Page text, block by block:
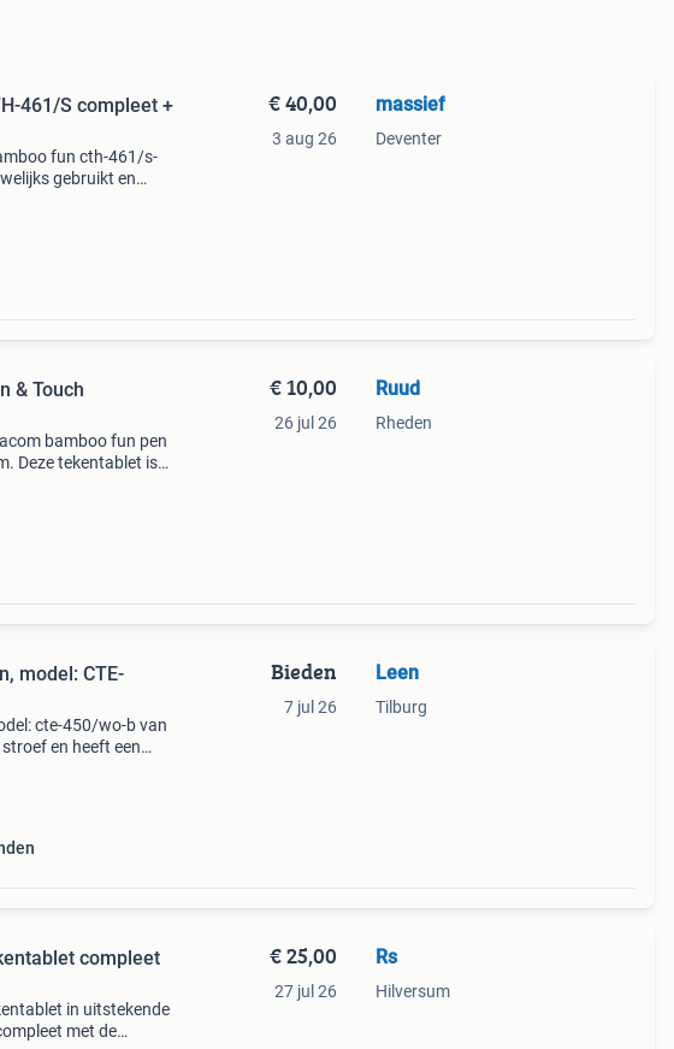
461/S compleet +
fun cth-461/s-
gebruikt en
€ 40,00
3 aug 26
massief
Deventer
& Touch
bamboo fun pen
Deze tekentablet is
€ 10,00
26 jul 26
Ruud
Rheden
model: CTE-
cte-450/wo-b van
en heeft een
Bieden
7 jul 26
Leen
Tilburg
compleet
in uitstekende
met de
€ 25,00
27 jul 26
Rs
Hilversum